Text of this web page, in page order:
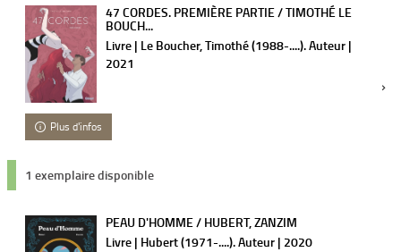
47 CORDES. PREMIÈRE PARTIE / TIMOTHÉ LE
BOUCH...
Livre | Le Boucher, Timothé (1988-....). Auteur |
2021
Plus d'infos
1 exemplaire disponible
PEAU D'HOMME / HUBERT, ZANZIM
Livre | Hubert (1971-....). Auteur | 2020